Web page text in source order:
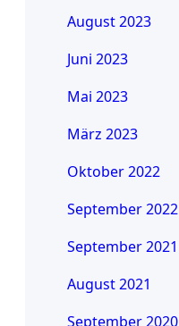
August 2023
Juni 2023
Mai 2023
März 2023
Oktober 2022
September 2022
September 2021
August 2021
September 2020